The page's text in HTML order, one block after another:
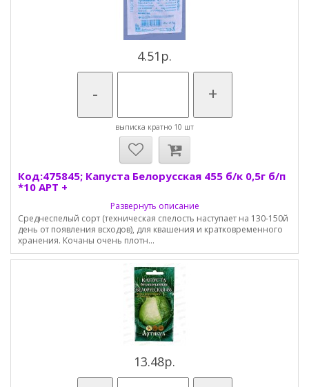
4.51р.
- +
выписка кратно 10 шт
Код:475845; Капуста Белорусская 455 б/к 0,5г б/п
*10 АРТ +
Развернуть описание
Среднеспелый сорт (техническая спелость наступает на 130-150й
день от появления всходов), для квашения и кратковременного
хранения. Кочаны очень плотн...
13.48р.